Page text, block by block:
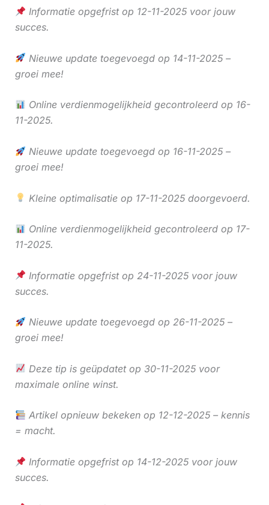
Informatie opgefrist op 12-11-2025 voor jouw
succes.
Nieuwe update toegevoegd op 14-11-2025 –
groei mee!
Online verdienmogelijkheid gecontroleerd op 16-
11-2025.
Nieuwe update toegevoegd op 16-11-2025 –
groei mee!
Kleine optimalisatie op 17-11-2025 doorgevoerd.
Online verdienmogelijkheid gecontroleerd op 17-
11-2025.
Informatie opgefrist op 24-11-2025 voor jouw
succes.
Nieuwe update toegevoegd op 26-11-2025 –
groei mee!
Deze tip is geüpdatet op 30-11-2025 voor
maximale online winst.
Artikel opnieuw bekeken op 12-12-2025 – kennis
= macht.
Informatie opgefrist op 14-12-2025 voor jouw
succes.